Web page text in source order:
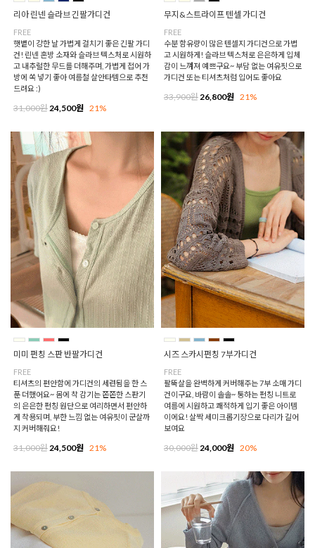
리아 린넨 슬라브 긴팔가디건
FREE
햇볕이 강한 날 가볍게 걸치기 좋은 긴팔 가디
건! 린넨 혼방 소재와 슬라브 텍스처로 시원하
고 내추럴한 무드를 더해주며, 가볍게 접어 가
방에 쏙 넣기 좋아 여름철 살안타템으로 추천
드려요 :)
31,000원 24,500원 21%
무지&스트라이프 텐셀 가디건
FREE
수분 함유량이 많은 텐셀지 가디건으로 가볍
고 시원하게! 슬라브 텍스처로 은은하게 입체
감이 느껴져 예쁘구요~ 부담 없는 여유핏으로
가디건 또는 티셔츠처럼 입어도 좋아요
33,900원 26,800원 21%
미미 펀칭 스판 반팔가디건
FREE
티셔츠의 편안함에 가디건의 세련됨을 한 스
푼 더했어요~ 몸에 착 감기는 쫀쫀한 스판기
의 은은한 펀칭 원단으로 여리하면서 편안하
게 착용되며, 부한 느낌 없는 여유핏이 군살까
지 커버해줘요!
31,000원 24,500원 21%
시즈 스카시펀칭 7부가디건
FREE
팔뚝살을 완벽하게 커버해주는 7부 소매 가디
건이구요, 바람이 솔솔~ 통하는 펀칭 니트로
여름에 시원하고 쾌적하게 입기 좋은 아이템
이에요! 살짝 세미크롭기장으로 다리가 길어
보여요
30,000원 24,000원 20%